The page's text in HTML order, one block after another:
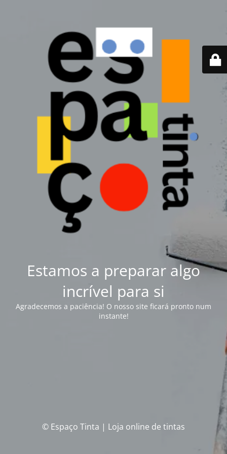
Estamos a preparar algo
incrível para si
Agradecemos a paciência! O nosso site ficará pronto num
instante!
© Espaço Tinta | Loja online de tintas